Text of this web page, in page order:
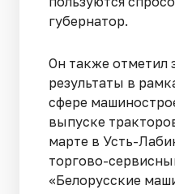
губернатор.
Он также отметил
результаты в
сфере
выпуске
марте в Усть-
торгово-
«Белорусские